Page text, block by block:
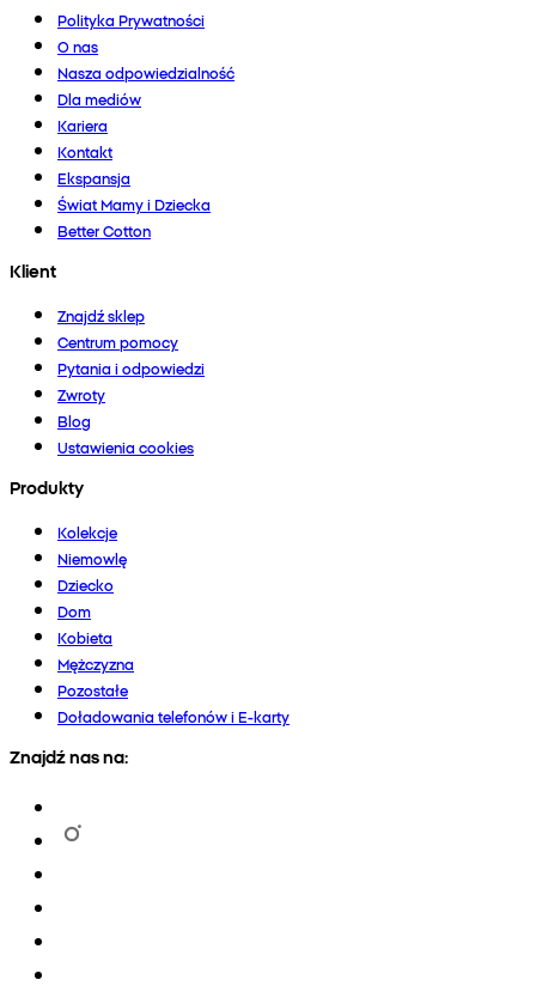
Polityka Prywatności
O nas
Nasza odpowiedzialność
Dla mediów
Kariera
Kontakt
Ekspansja
Świat Mamy i Dziecka
Better Cotton
Klient
Znajdź sklep
Centrum pomocy
Pytania i odpowiedzi
Zwroty
Blog
Ustawienia cookies
Produkty
Kolekcje
Niemowlę
Dziecko
Dom
Kobieta
Mężczyzna
Pozostałe
Doładowania telefonów i E-karty
Znajdź nas na: